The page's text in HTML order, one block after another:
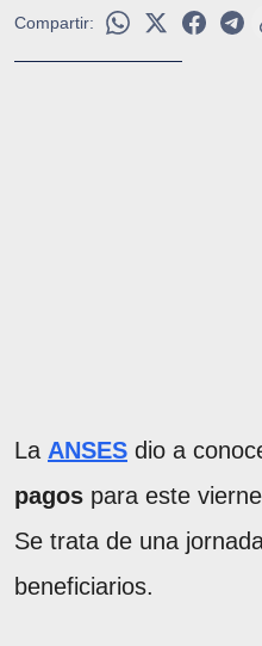
Compartir:
La ANSES dio a
pagos para este
Se trata de una
beneficiarios.